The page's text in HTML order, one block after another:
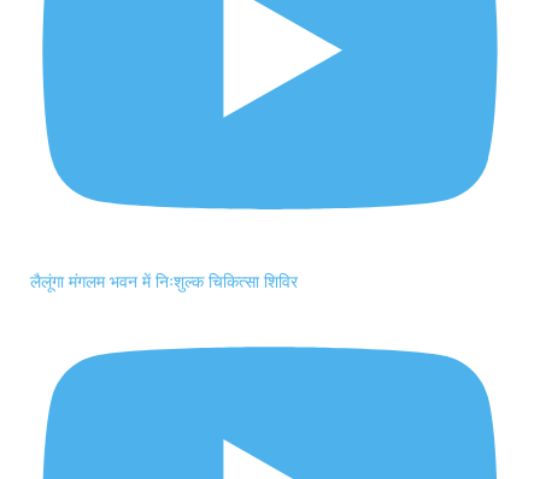
लैलूंगा मंगलम भवन में निःशुल्क चिकित्सा शिविर